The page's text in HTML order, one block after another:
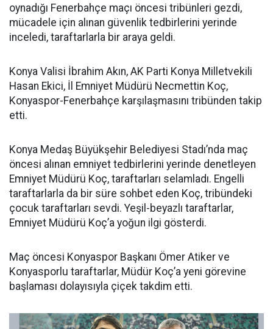
oynadığı Fenerbahçe maçı öncesi tribünleri gezdi,
mücadele için alınan güvenlik tedbirlerini yerinde
inceledi, taraftarlarla bir araya geldi.
Konya Valisi İbrahim Akın, AK Parti Konya Milletvekili
Hasan Ekici, İl Emniyet Müdürü Necmettin Koç,
Konyaspor-Fenerbahçe karşılaşmasını tribünden takip
etti.
Konya Medaş Büyükşehir Belediyesi Stadı’nda maç
öncesi alınan emniyet tedbirlerini yerinde denetleyen
Emniyet Müdürü Koç, taraftarları selamladı. Engelli
taraftarlarla da bir süre sohbet eden Koç, tribündeki
çocuk taraftarları sevdi. Yeşil-beyazlı taraftarlar,
Emniyet Müdürü Koç’a yoğun ilgi gösterdi.
Maç öncesi Konyaspor Başkanı Ömer Atiker ve
Konyasporlu taraftarlar, Müdür Koç’a yeni görevine
başlaması dolayısıyla çiçek takdim etti.